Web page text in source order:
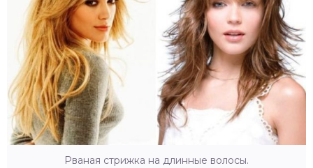
Рваная стрижка на длинные волосы.